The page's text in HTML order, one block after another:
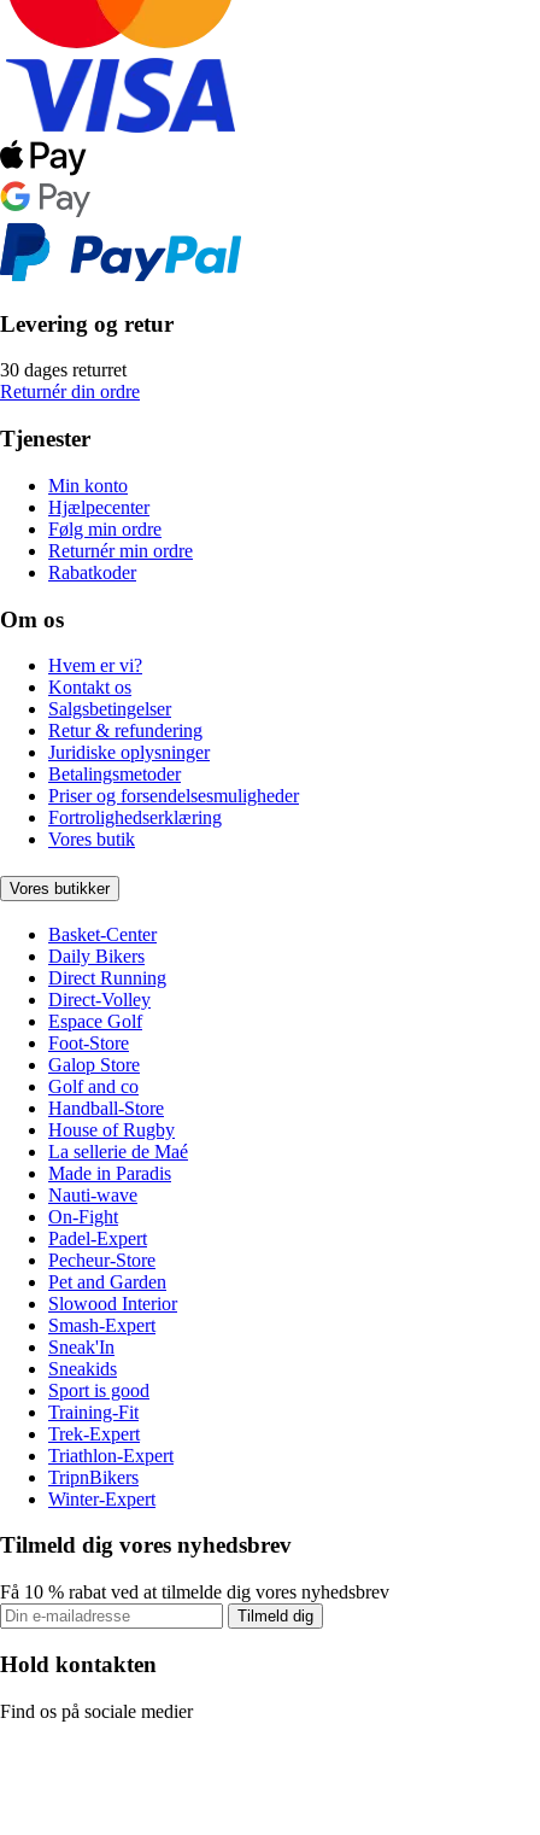
Levering og retur
30 dages returret
Returnér din ordre
Tjenester
Min konto
Hjælpecenter
Følg min ordre
Returnér min ordre
Rabatkoder
Om os
Hvem er vi?
Kontakt os
Salgsbetingelser
Retur & refundering
Juridiske oplysninger
Betalingsmetoder
Priser og forsendelsesmuligheder
Fortrolighedserklæring
Vores butik
Vores butikker
Basket-Center
Daily Bikers
Direct Running
Direct-Volley
Espace Golf
Foot-Store
Galop Store
Golf and co
Handball-Store
House of Rugby
La sellerie de Maé
Made in Paradis
Nauti-wave
On-Fight
Padel-Expert
Pecheur-Store
Pet and Garden
Slowood Interior
Smash-Expert
Sneak'In
Sneakids
Sport is good
Training-Fit
Trek-Expert
Triathlon-Expert
TripnBikers
Winter-Expert
Tilmeld dig vores nyhedsbrev
Få 10 % rabat ved at tilmelde dig vores nyhedsbrev
Tilmeld dig
Hold kontakten
Find os på sociale medier